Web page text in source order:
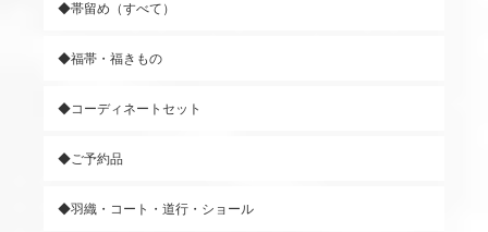
◆帯留め（すべて）
◆福帯・福きもの
◆コーディネートセット
◆ご予約品
◆羽織・コート・道行・ショール